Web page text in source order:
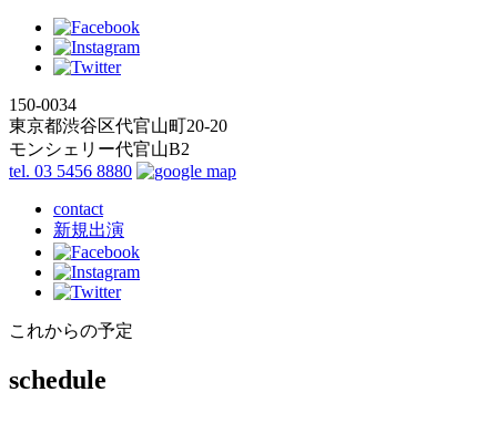
150-0034
東京都渋谷区代官山町20-20
モンシェリー代官山B2
tel. 03 5456 8880
contact
新規出演
これからの予定
schedule